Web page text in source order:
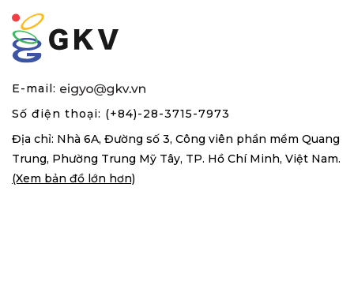
E-mail:
Số điện thoại: (+84)-28-3715-7973
Địa chỉ: Nhà 6A, Đường số 3, Công viên phần mềm Quang
Trung, Phường Trung Mỹ Tây, TP. Hồ Chí Minh, Việt Nam.
(Xem bản đồ lớn hơn)